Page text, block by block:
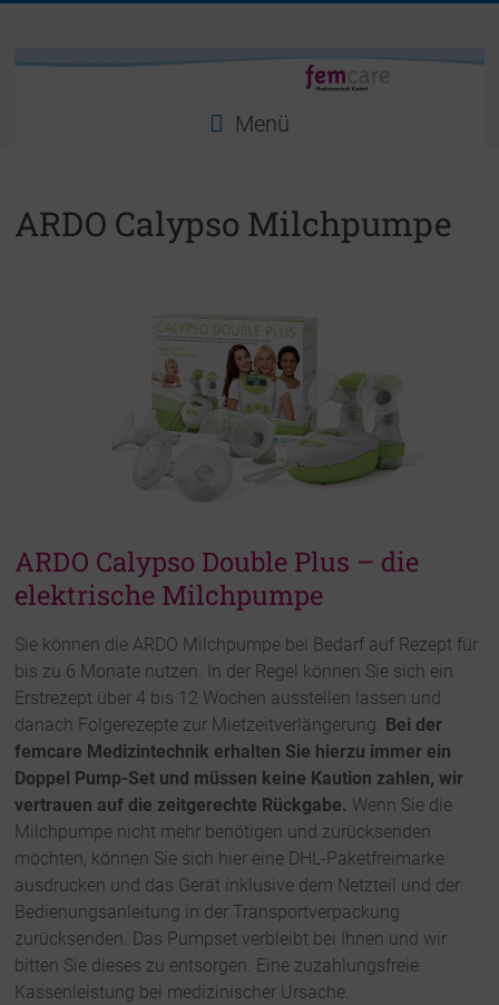
femcare
Menü
ARDO Calypso Milchpumpe
ARDO Calypso Double Plus – die
elektrische Milchpumpe
Sie können die ARDO Milchpumpe bei Bedarf auf Rezept für
bis zu 6 Monate nutzen. In der Regel können Sie sich ein
Erstrezept über 4 bis 12 Wochen ausstellen lassen und
danach Folgerezepte zur Mietzeitverlängerung. Bei der
femcare Medizintechnik erhalten Sie hierzu immer ein
Doppel Pump-Set und müssen keine Kaution zahlen, wir
vertrauen auf die zeitgerechte Rückgabe. Wenn Sie die
Milchpumpe nicht mehr benötigen und zurücksenden
möchten, können Sie sich hier eine DHL-Paketfreimarke
ausdrucken und das Gerät inklusive dem Netzteil und der
Bedienungsanleitung in der Transportverpackung
zurücksenden. Das Pumpset verbleibt bei Ihnen und wir
bitten Sie dieses zu entsorgen. Eine zuzahlungsfreie
Kassenleistung bei medizinischer Ursache.